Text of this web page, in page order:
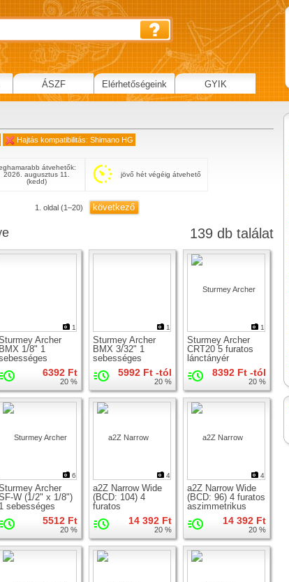
Hajtás kompatibilitás: Shimano HG
átvehetők:
2026. augusztus 11.
(kedd)
jövő hét végéig átvehető
1. oldal (1–20) következő
139 db találat
1
Archer
BMX 1/8" 1
menetes racsni6392 Ft
20 %
1
Sturmey Archer
BMX 3/32" 1
sebességes
menetes racsni
5992 Ft -tól
20 %
1
Sturmey Archer
CRT20 5 furatos
lánctányér
8392 Ft -tól
20 %
6
Archer
W (1/2" x 1/8")
1 sebességes
menetes racsni5512 Ft
20 %
4
a2Z Narrow Wide
(BCD: 104) 4
furatos
szimmetrikus
lánctányér14 392 Ft
20 %
4
a2Z Narrow Wide
(BCD: 96) 4 furatos
aszimmetrikus
lánctányér14 392 Ft
20 %
ÁSZF Elérhetőségeink GYIK